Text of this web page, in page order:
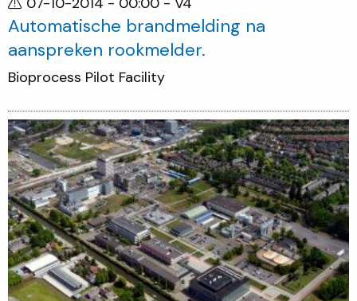
Automatische brandmelding na
aanspreken rookmelder.
Bioprocess Pilot Facility